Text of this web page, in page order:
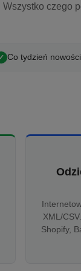
Wszystko czego
Co tydzień nowości
XML/
Shopify,